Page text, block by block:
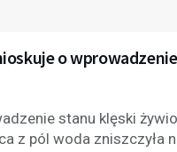
o
stanu klęski
z pól woda zniszczyła